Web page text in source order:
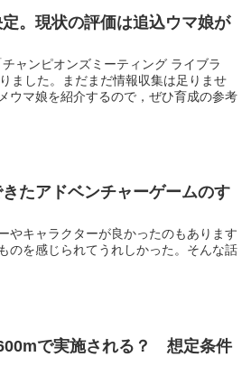
。現状の評価は追込ウマ娘が
ャンピオンズミーティング ライブラ
ました。まだまだ情報収集は足りませ
ウマ娘を紹介するので，ぜひ育成の参考
たアドベンチャーゲームのす
やキャラクターが良かったのもあります
のを感じられてうれしかった。そんな話
で実施される？ 想定条件